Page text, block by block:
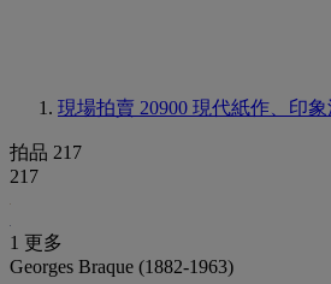
現場拍賣 20900 現代紙作、印
拍品 217
217
1 更多
Georges Braque (1882-1963)